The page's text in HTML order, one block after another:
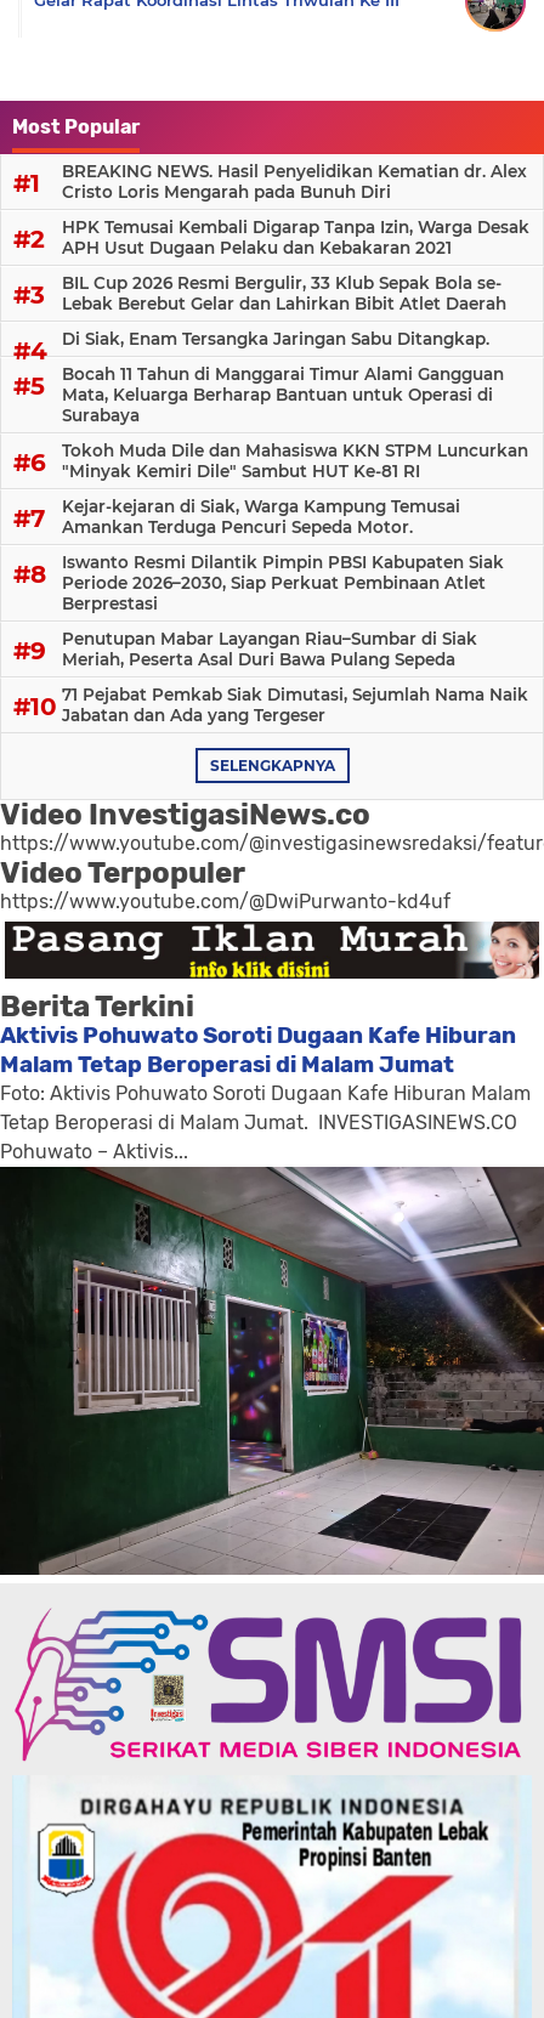
Most Popular
BREAKING NEWS. Hasil Penyelidikan Kematian dr. Alex
Cristo Loris Mengarah pada Bunuh Diri
HPK Temusai Kembali Digarap Tanpa Izin, Warga Desak
APH Usut Dugaan Pelaku dan Kebakaran 2021
BIL Cup 2026 Resmi Bergulir, 33 Klub Sepak Bola se-
Lebak Berebut Gelar dan Lahirkan Bibit Atlet Daerah
Di Siak, Enam Tersangka Jaringan Sabu Ditangkap.
Bocah 11 Tahun di Manggarai Timur Alami Gangguan
Mata, Keluarga Berharap Bantuan untuk Operasi di
Surabaya
Tokoh Muda Dile dan Mahasiswa KKN STPM Luncurkan
"Minyak Kemiri Dile" Sambut HUT Ke-81 RI
Kejar-kejaran di Siak, Warga Kampung Temusai
Amankan Terduga Pencuri Sepeda Motor.
Iswanto Resmi Dilantik Pimpin PBSI Kabupaten Siak
Periode 2026–2030, Siap Perkuat Pembinaan Atlet
Berprestasi
Penutupan Mabar Layangan Riau–Sumbar di Siak
Meriah, Peserta Asal Duri Bawa Pulang Sepeda
71 Pejabat Pemkab Siak Dimutasi, Sejumlah Nama Naik
Jabatan dan Ada yang Tergeser
SELENGKAPNYA
Video InvestigasiNews.co
https://www.youtube.com/@investigasinewsredaksi/
Video Terpopuler
https://www.youtube.com/@DwiPurwanto-kd4uf
Berita Terkini
Aktivis Pohuwato Soroti Dugaan Kafe Hiburan
Malam Tetap Beroperasi di Malam Jumat
Foto: Aktivis Pohuwato Soroti Dugaan Kafe Hiburan Malam
Tetap Beroperasi di Malam Jumat. INVESTIGASINEWS.CO
Pohuwato – Aktivis...